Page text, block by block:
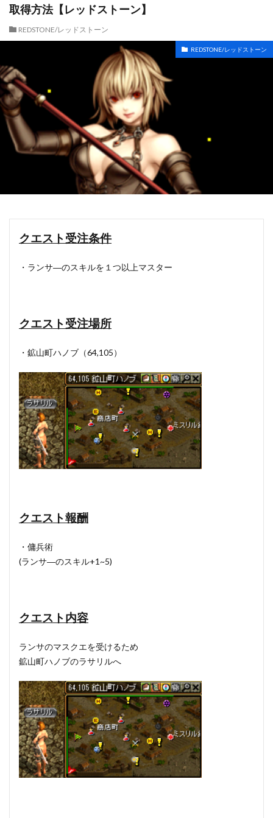
取得方法【レッドストーン】
REDSTONE/レッドストーン
REDSTONE/レッドストーン
クエスト受注条件
・ランサ―のスキルを１つ以上マスター
クエスト受注場所
・鉱山町ハノブ（64,105）
クエスト報酬
・傭兵術
(ランサ―のスキル+1~5)
クエスト内容
ランサのマスクエを受けるため
鉱山町ハノブのラサリルへ